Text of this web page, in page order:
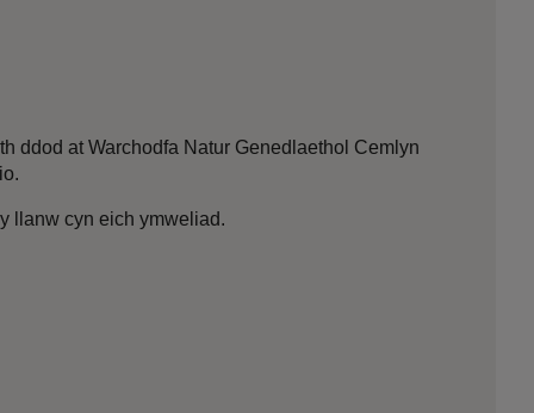
ddod at Warchodfa Natur Genedlaethol Cemlyn
llanw cyn eich ymweliad.